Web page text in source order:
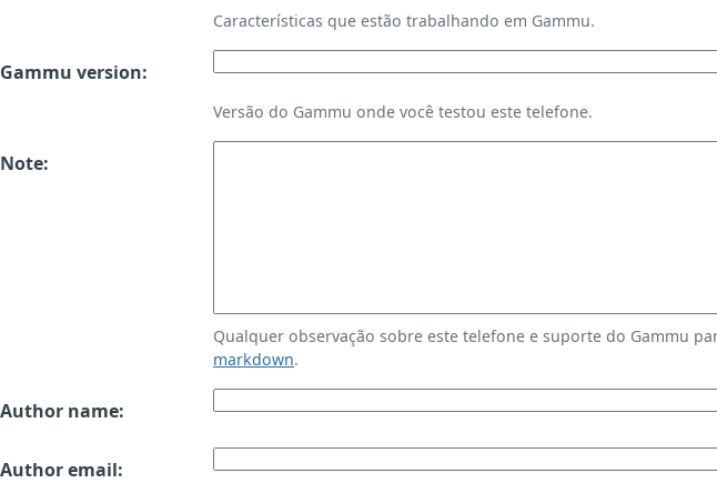
Características que estão trabalhando em Gammu.
Gammu version:
Versão do Gammu onde você testou este telefone.
Note:
Qualquer observação sobre este telefone e suporte do Gammu
markdown.
Author name:
Author email: